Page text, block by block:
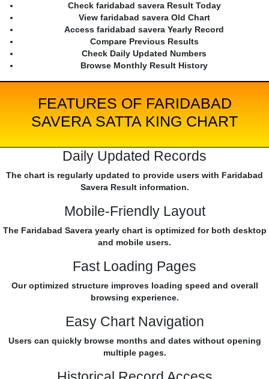
Check faridabad savera Result Today
View faridabad savera Old Chart
Access faridabad savera Yearly Record
Compare Previous Results
Check Daily Updated Numbers
Browse Monthly Result History
FEATURES OF FARIDABAD
SAVERA SATTA KING CHART
Daily Updated Records
The chart is regularly updated to provide users with Faridabad
Savera Result information.
Mobile-Friendly Layout
The Faridabad Savera yearly chart is optimized for both desktop
and mobile users.
Fast Loading Pages
Our optimized structure improves loading speed and overall
browsing experience.
Easy Chart Navigation
Users can quickly browse months and dates without opening
multiple pages.